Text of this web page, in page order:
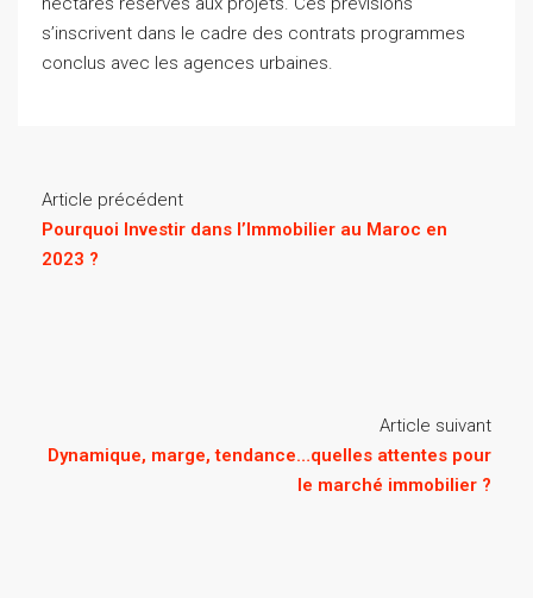
s’inscrivent dans le cadre des contrats programmes
conclus avec les agences urbaines.
Article précédent
Pourquoi Investir dans l’Immobilier au Maroc en
2023 ?
Article suivant
Dynamique, marge, tendance…quelles attentes pour
le marché immobilier ?